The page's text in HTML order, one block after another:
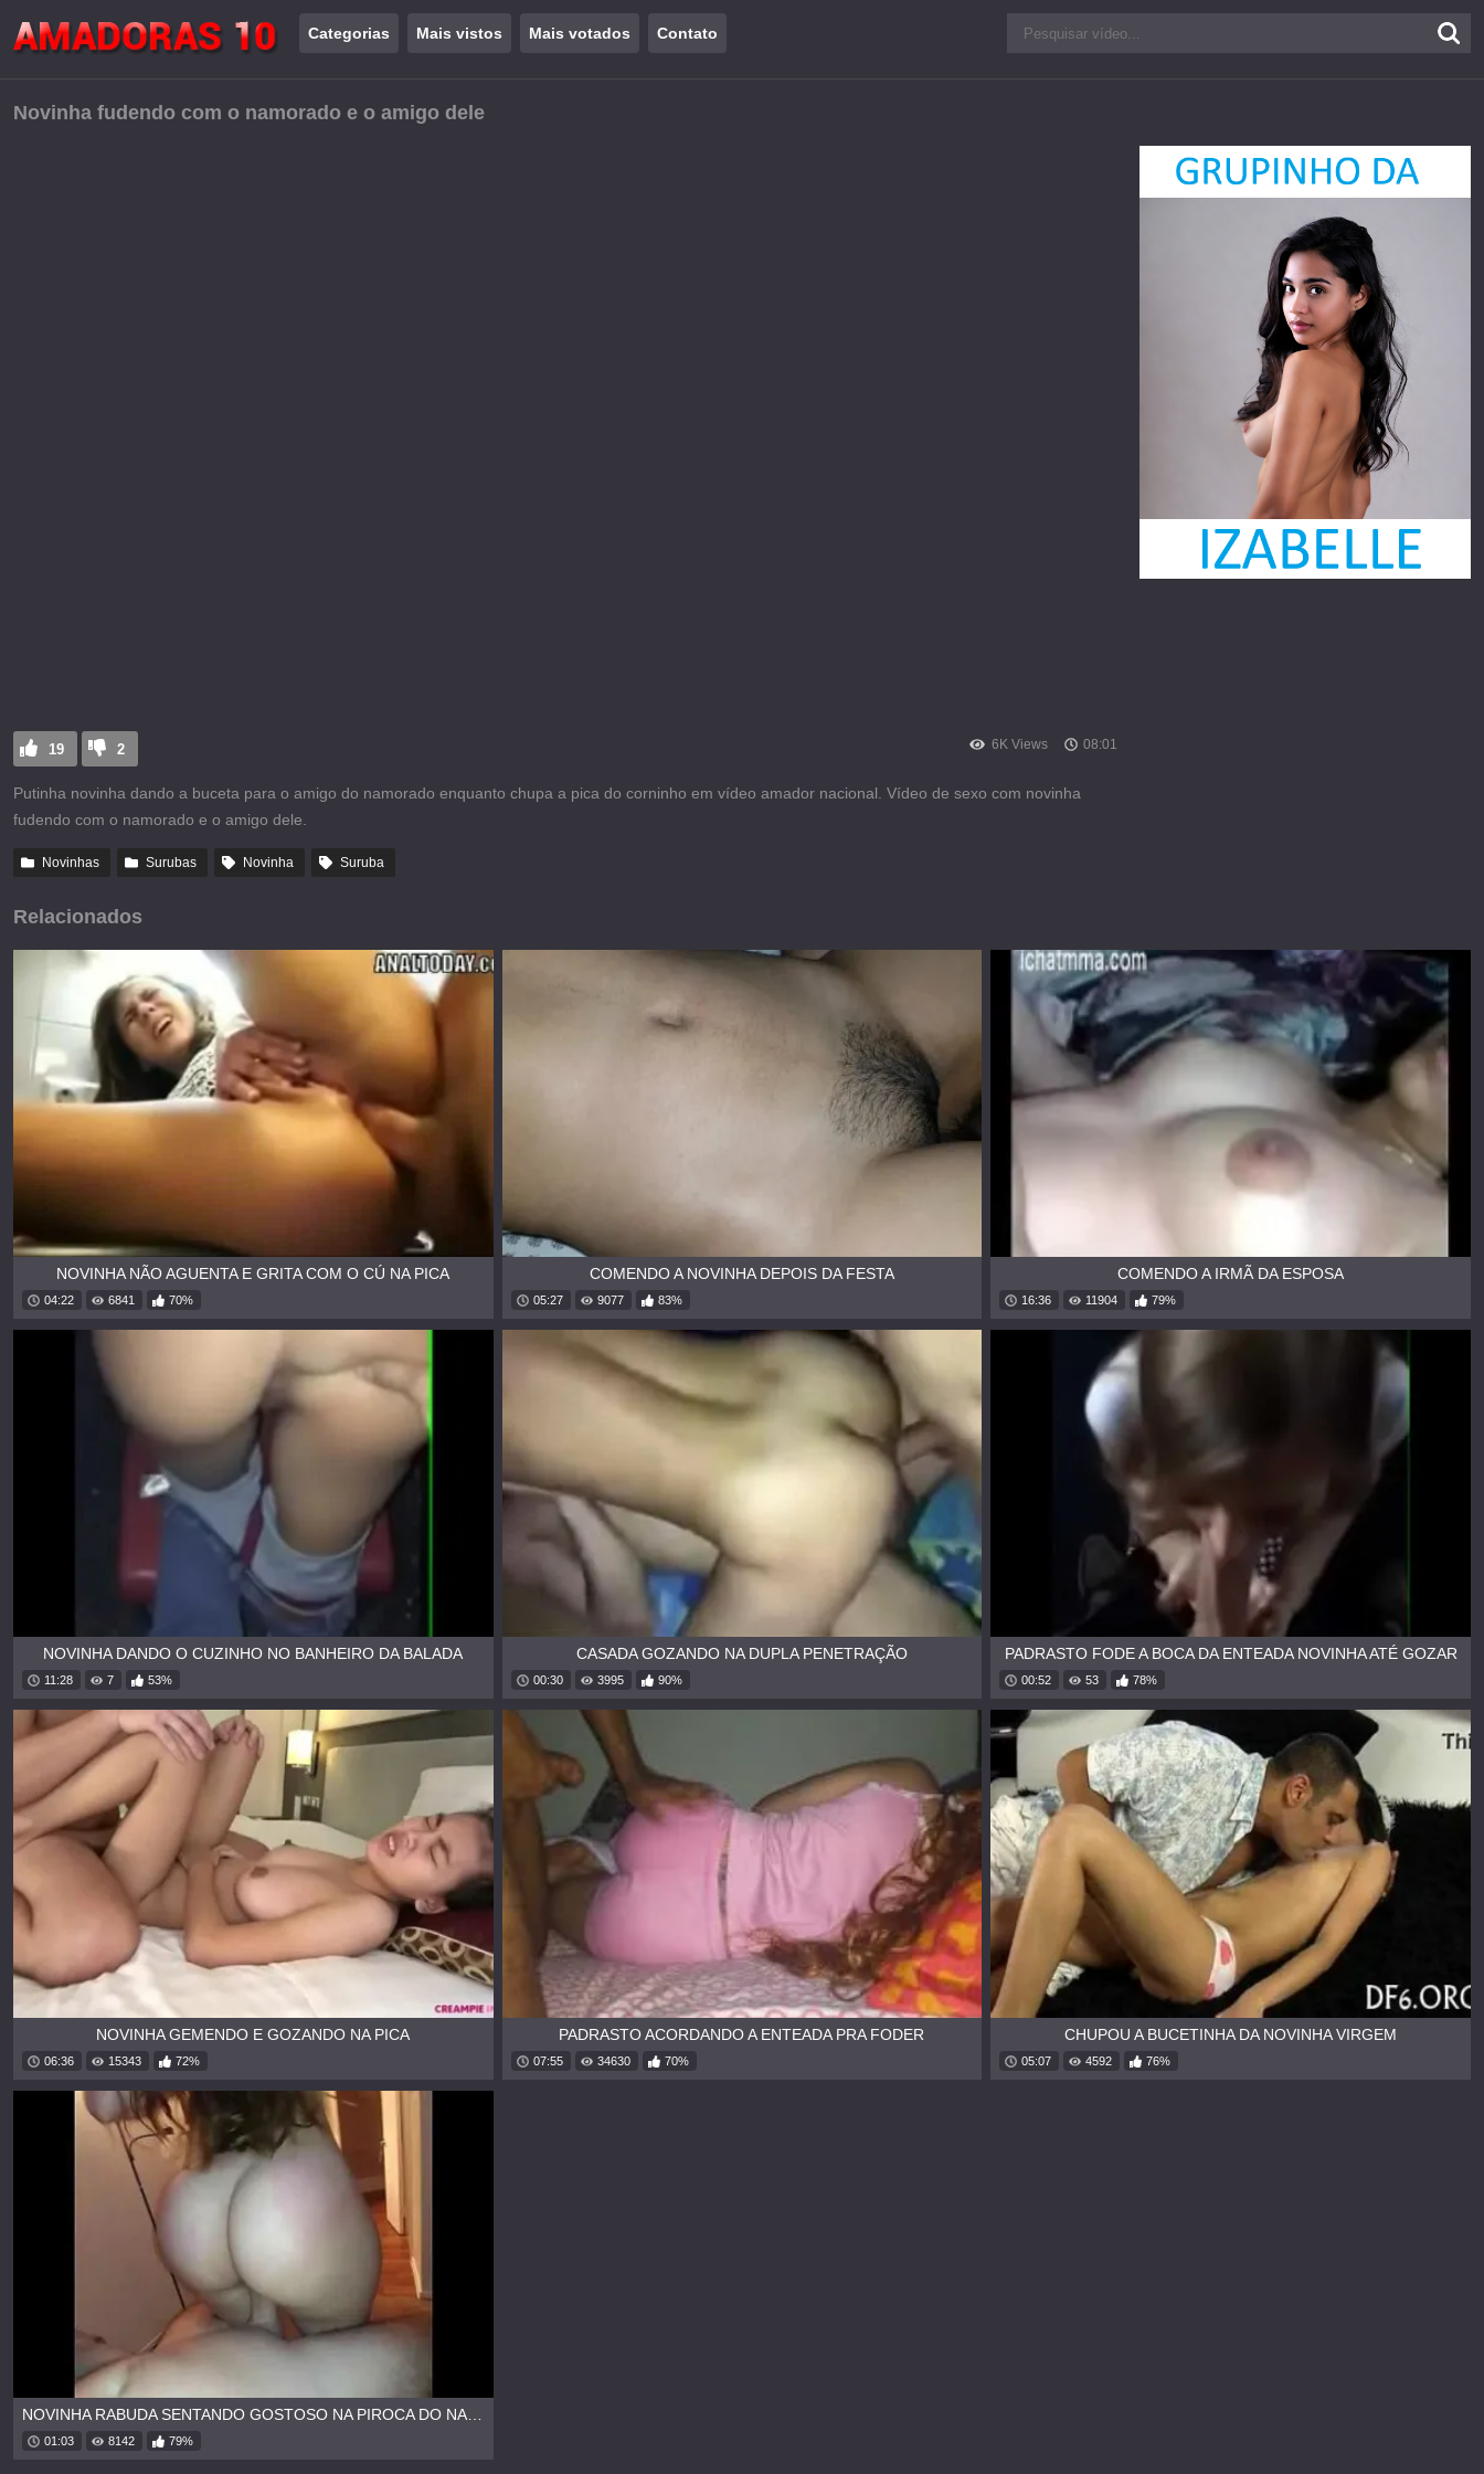
Categorias Mais vistos Mais votados Contato
Novinha fudendo com o namorado e o amigo dele
19 2 6K Views 08:01
Putinha novinha dando a buceta para o amigo do namorado enquanto chupa a pica do corninho em vídeo amador nacional. Vídeo de sexo com novinha
fudendo com o namorado e o amigo dele.
Novinhas Surubas Novinha Suruba
Relacionados
NOVINHA NÃO AGUENTA E GRITA COM O CÚ NA PICA
04:22 6841 70%
COMENDO A NOVINHA DEPOIS DA FESTA
05:27 9077 83%
COMENDO A IRMÃ DA ESPOSA
16:36 11904 79%
NOVINHA DANDO O CUZINHO NO BANHEIRO DA BALADA
11:28 7 53%
CASADA GOZANDO NA DUPLA PENETRAÇÃO
00:30 3995 90%
PADRASTO FODE A BOCA DA ENTEADA NOVINHA ATÉ GOZAR
00:52 53 78%
NOVINHA GEMENDO E GOZANDO NA PICA
06:36 15343 72%
PADRASTO ACORDANDO A ENTEADA PRA FODER
07:55 34630 70%
CHUPOU A BUCETINHA DA NOVINHA VIRGEM
05:07 4592 76%
01:03 8142 79%